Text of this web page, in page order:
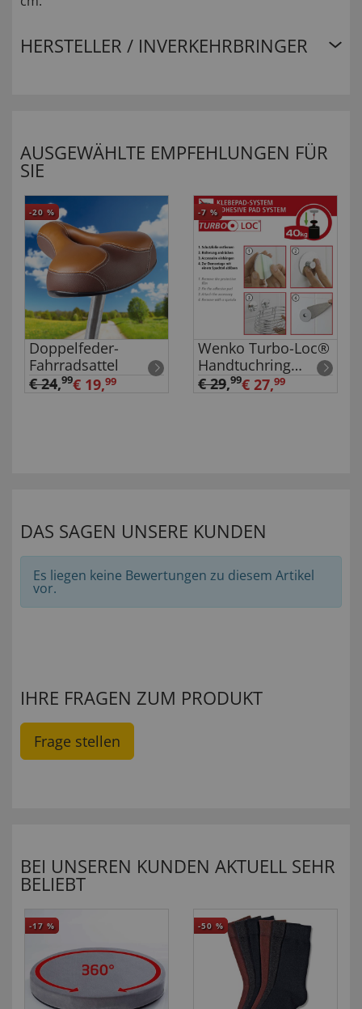
HERSTELLER / INVERKEHRBRINGER
AUSGEWÄHLTE EMPFEHLUNGEN FÜR
SIE
-20 %
Doppelfeder-
Fahrradsattel
€ 24,99€ 19,99
-7 %
Wenko Turbo-Loc®
Handtuchring
Chrom
€ 29,99€ 27,99
DAS SAGEN UNSERE KUNDEN
Es liegen keine Bewertungen zu diesem Artikel
vor.
IHRE FRAGEN ZUM PRODUKT
Frage stellen
BEI UNSEREN KUNDEN AKTUELL SEHR
BELIEBT
-17 % -50 %